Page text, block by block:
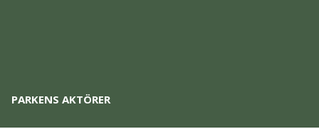
PARKENS AKTÖRER